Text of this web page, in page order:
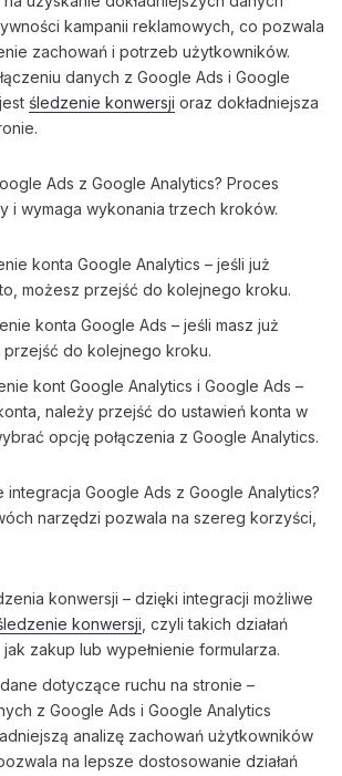
kampanii reklamowych, co pozwala
zachowań i potrzeb użytkowników.
danych z Google Ads i Google
śledzenie konwersji oraz dokładniejsza
Ads z Google Analytics? Proces
i wymaga wykonania trzech kroków.
konta Google Analytics – jeśli już
możesz przejść do kolejnego kroku.
konta Google Ads – jeśli masz już
przejść do kolejnego kroku.
kont Google Analytics i Google Ads –
należy przejść do ustawień konta w
opcję połączenia z Google Analytics.
Google Ads z Google Analytics?
narzędzi pozwala na szereg korzyści,
konwersji – dzięki integracji możliwe
konwersji, czyli takich działań
zakup lub wypełnienie formularza.
dotyczące ruchu na stronie –
z Google Ads i Google Analytics
analizę zachowań użytkowników
na lepsze dostosowanie działań